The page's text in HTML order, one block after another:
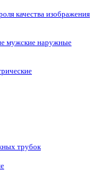
качества изображения
мужские наружные
трубок